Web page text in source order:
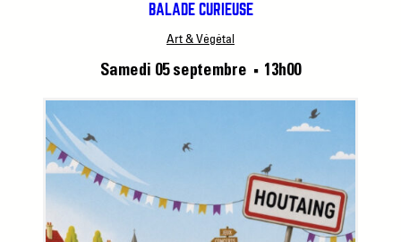
BALADE CURIEUSE
Art & Végétal
Samedi 05 septembre ■ 13h00